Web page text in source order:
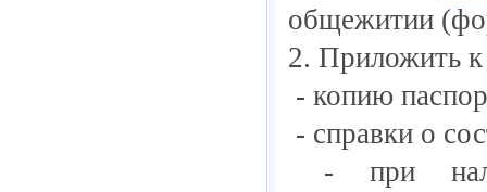
общежитии
2. Приложить
- копию
- справки о
- при